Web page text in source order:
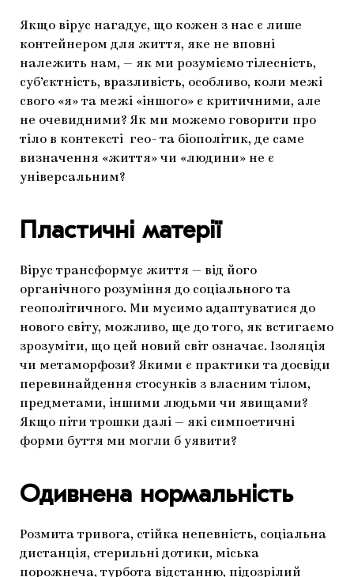
Якщо вірус нагадує, що кожен з нас є лише
контейнером для життя, яке не вповні
належить нам, — як ми розуміємо тілесність,
суб’єктність, вразливість, особливо, коли межі
свого «я» та межі «іншого» є критичними, але
не очевидними? Як ми можемо говорити про
тіло в контексті гео- та біополітик, де саме
визначення «життя» чи «людини» не є
універсальним?
Пластичні матерії
Вірус трансформує життя — від його
органічного розуміння до соціального та
геополітичного. Ми мусимо адаптуватися до
нового світу, можливо, ще до того, як встигаємо
зрозуміти, що цей новий світ означає. Ізоляція
чи метаморфози? Якими є практики та досвіди
перевинайдення стосунків з власним тілом,
предметами, іншими людьми чи явищами?
Якщо піти трошки далі — які симпоетичні
форми буття ми могли б уявити?
Одивнена нормальність
Розмита тривога, стійка непевність, соціальна
дистанція, стерильні дотики, міська
порожнеча, турбота відстанню, підозрілий